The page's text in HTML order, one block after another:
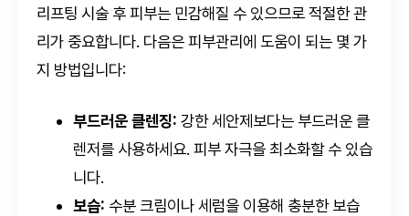
리프팅 시술 후 피부는 민감해질 수 있으므로 적절한 관
리가 중요합니다. 다음은 피부관리에 도움이 되는 몇 가
지 방법입니다:
부드러운 클렌징: 강한 세안제보다는 부드러운 클
렌저를 사용하세요. 피부 자극을 최소화할 수 있습
니다.
보습: 수분 크림이나 세럼을 이용해 충분한 보습